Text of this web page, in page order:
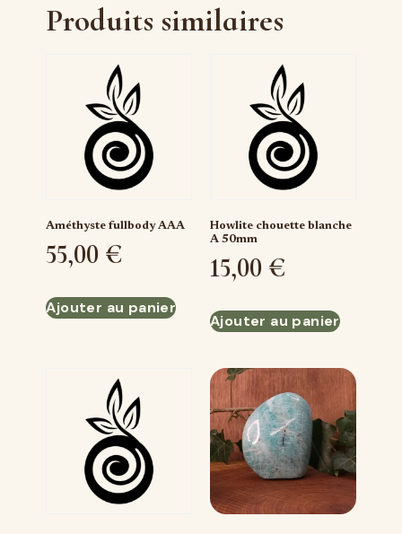
Produits similaires
Améthyste fullbody AAA
55,00 €
Ajouter au panier
Howlite chouette blanche
A 50mm
15,00 €
Ajouter au panier